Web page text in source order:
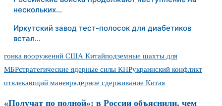
нескольких…
Иркутский завод тест-полосок для диабетиков
встал…
гонка вооружений США Китайподземные шахты для
МБРстратегические ядерные силы КНРукраинский конфликт
отвлекающий маневрядерное сдерживание Китая
«Получат по полной»: в России объяснили, чем